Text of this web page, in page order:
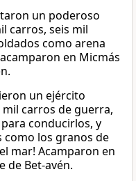
un poderoso
carros, seis mil
como arena
en Micmás
un ejército
carros de guerra,
conducirlos, y
como los granos de
mar! Acamparon en
de Bet-avén.